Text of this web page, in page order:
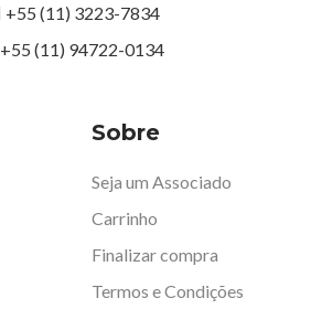
+55 (11) 3223-7834
+55 (11) 94722-0134
Sobre
Seja um Associado
Carrinho
Finalizar compra
Termos e Condições